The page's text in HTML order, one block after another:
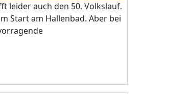
leider auch den 50. Volkslauf.
Start am Hallenbad. Aber bei